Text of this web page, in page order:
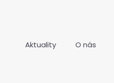
Aktuality O nás